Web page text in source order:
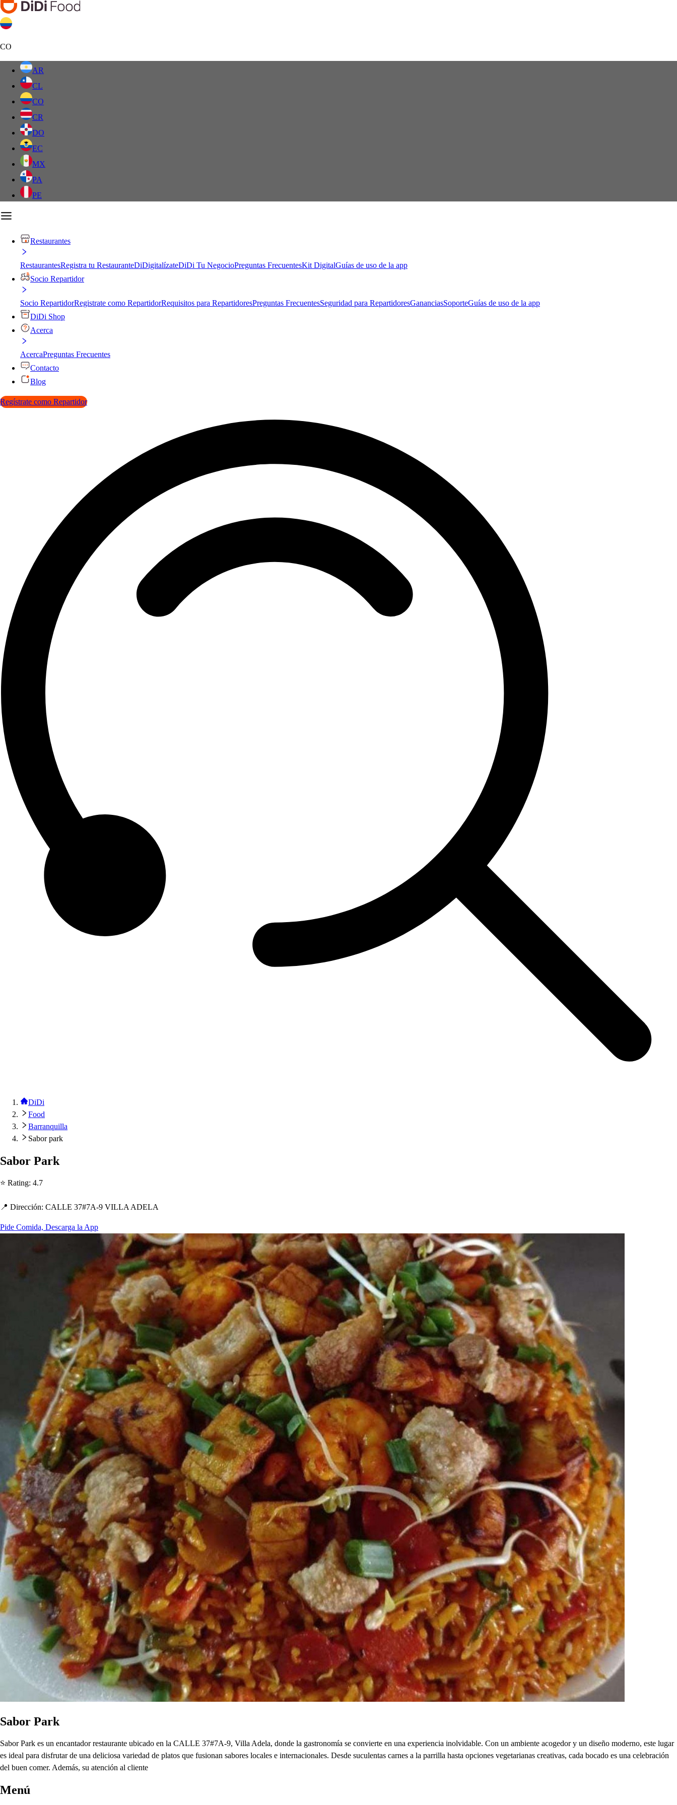
CO
AR
CL
CO
CR
DO
EC
MX
PA
PE
Restaurantes
RestaurantesRegistra tu RestauranteDiDigitalízateDiDi Tu NegocioPreguntas FrecuentesKit DigitalGuías de uso de la app
Socio Repartidor
Socio RepartidorRegistrate como RepartidorRequisitos para RepartidoresPreguntas FrecuentesSeguridad para RepartidoresGananciasSoporteGuías de uso de la app
DiDi Shop
Acerca
AcercaPreguntas Frecuentes
Contacto
Blog
Regístrate como Repartidor
DiDi
Food
Barranquilla
Sabor park
Sabor Park
⭐ Rating: 4.7
📍 Dirección: CALLE 37#7A-9 VILLA ADELA
Pide Comida, Descarga la App
Sabor Park
Sabor Park es un encantador restaurante ubicado en la CALLE 37#7A-9, Villa Adela, donde la gastronomía se convierte en una experiencia inolvidable. Con un ambiente acogedor y un diseño moderno, este lugar
es ideal para disfrutar de una deliciosa variedad de platos que fusionan sabores locales e internacionales. Desde suculentas carnes a la parrilla hasta opciones vegetarianas creativas, cada bocado es una celebración
del buen comer. Además, su atención al cliente
Menú